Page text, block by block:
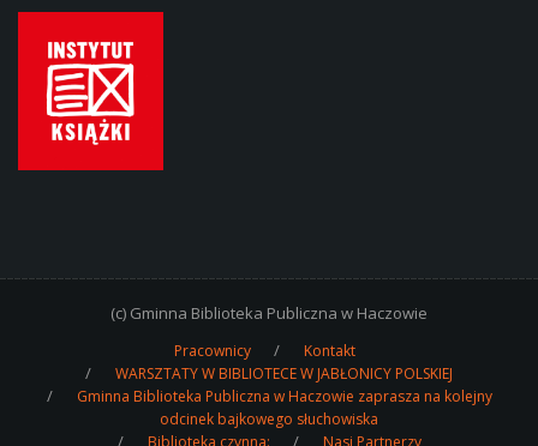
(c) Gminna Biblioteka Publiczna w Haczowie
Pracownicy
Kontakt
WARSZTATY W BIBLIOTECE W JABŁONICY POLSKIEJ
Gminna Biblioteka Publiczna w Haczowie zaprasza na kolejny
odcinek bajkowego słuchowiska
Biblioteka czynna:
Nasi Partnerzy